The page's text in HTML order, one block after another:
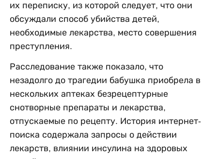
их переписку, из которой следует, что они
обсуждали способ убийства детей,
необходимые лекарства, место совершения
преступления.
Расследование также показало, что
незадолго до трагедии бабушка приобрела в
нескольких аптеках безрецептурные
снотворные препараты и лекарства,
отпускаемые по рецепту. История интернет-
поиска содержала запросы о действии
лекарств, влиянии инсулина на здоровых